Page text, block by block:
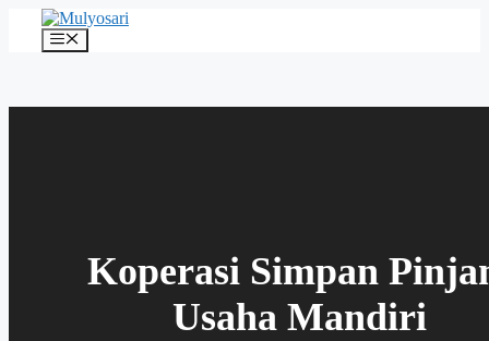
Langsung
Menu
Koperasi Simpan
Usaha Mandiri